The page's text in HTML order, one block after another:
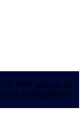
thi THPT quốc gia và
các trường và báo